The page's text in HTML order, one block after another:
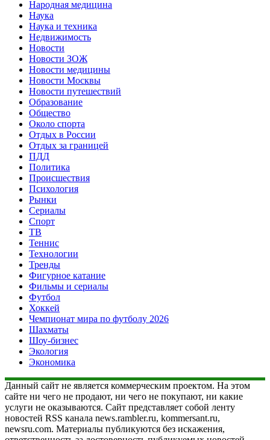
Народная медицина
Наука
Наука и техника
Недвижимость
Новости
Новости ЗОЖ
Новости медицины
Новости Москвы
Новости путешествий
Образование
Общество
Около спорта
Отдых в России
Отдых за границей
ПДД
Политика
Происшествия
Психология
Рынки
Сериалы
Спорт
ТВ
Теннис
Технологии
Тренды
Фигурное катание
Фильмы и сериалы
Футбол
Хоккей
Чемпионат мира по футболу 2026
Шахматы
Шоу-бизнес
Экология
Экономика
Данный сайт не является коммерческим проектом. На этом
сайте ни чего не продают, ни чего не покупают, ни какие
услуги не оказываются. Сайт представляет собой ленту
новостей RSS канала news.rambler.ru, kommersant.ru,
newsru.com. Материалы публикуются без искажения,